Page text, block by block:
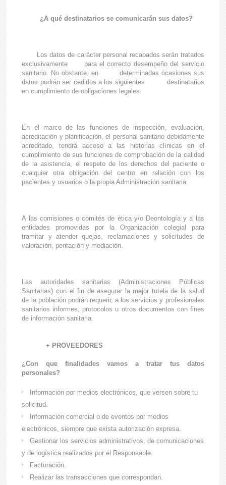
¿A qué destinatarios se comunicarán sus datos?
Los datos de carácter personal recabados serán tratados
exclusivamente para el correcto desempeño del servicio
sanitario. No obstante, en determinadas ocasiones sus
datos podrán ser cedidos a los siguientes destinatarios
en cumplimiento de obligaciones legales:
En el marco de las funciones de inspección, evaluación,
acreditación y planificación, el personal sanitario debidamente
acreditado, tendrá acceso a las historias clínicas en el
cumplimiento de sus funciones de comprobación de la calidad
de la asistencia, el respeto de los derechos del paciente o
cualquier otra obligación del centro en relación con los
pacientes y usuarios o la propia Administración sanitaria
A las comisiones o comités de ética y/o Deontología y a las
entidades promovidas por la Organización colegial para
tramitar y atender quejas, reclamaciones y solicitudes de
valoración, peritación y mediación.
Las autoridades sanitarias (Administraciones Públicas
Sanitarias) con el fin de asegurar la mejor tutela de la salud
de la población podrán requerir, a los servicios y profesionales
sanitarios informes, protocolos u otros documentos con fines
de información sanitaria.
+ PROVEEDORES
¿Con que finalidades vamos a tratar tus datos
personales?
Información por medios electrónicos, que versen sobre tu
solicitud.
Información comercial o de eventos por medios
electrónicos, siempre que exista autorización expresa.
Gestionar los servicios administrativos, de comunicaciones
y de logística realizados por el Responsable.
Facturación.
Realizar las transacciones que correspondan.